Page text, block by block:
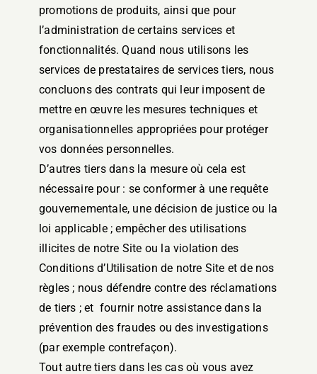
promotions de produits, ainsi que pour
l’administration de certains services et
fonctionnalités. Quand nous utilisons les
services de prestataires de services tiers, nous
concluons des contrats qui leur imposent de
mettre en œuvre les mesures techniques et
organisationnelles appropriées pour protéger
vos données personnelles.
D’autres tiers dans la mesure où cela est
nécessaire pour : se conformer à une requête
gouvernementale, une décision de justice ou la
loi applicable ; empêcher des utilisations
illicites de notre Site ou la violation des
Conditions d’Utilisation de notre Site et de nos
règles ; nous défendre contre des réclamations
de tiers ; et fournir notre assistance dans la
prévention des fraudes ou des investigations
(par exemple contrefaçon).
Tout autre tiers dans les cas où vous avez